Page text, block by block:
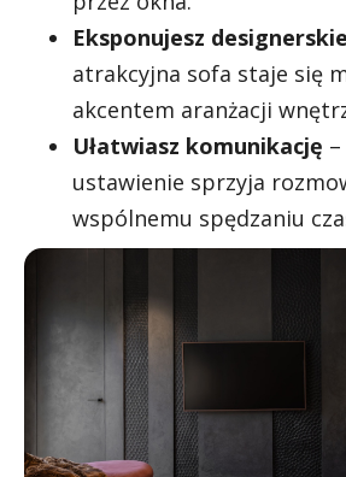
Eksponujesz
atrakcyjna sofa staje się
akcentem aranżacji
Ułatwiasz komunikację
ustawienie sprzyja
wspólnemu spędzaniu